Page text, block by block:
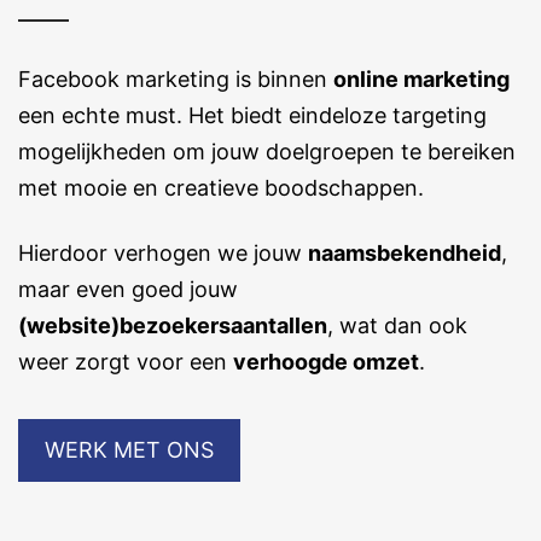
Facebook marketing is binnen online marketing
een echte must. Het biedt eindeloze targeting
mogelijkheden om jouw doelgroepen te bereiken
met mooie en creatieve boodschappen.
Hierdoor verhogen we jouw naamsbekendheid,
maar even goed jouw
(website)bezoekersaantallen, wat dan ook
weer zorgt voor een verhoogde omzet.
WERK MET ONS